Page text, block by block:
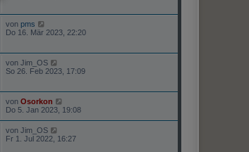
von pms
Do 16. Mär 2023, 22:20
von Jim_OS
So 26. Feb 2023, 17:09
von Osorkon
Do 5. Jan 2023, 19:08
von Jim_OS
Fr 1. Jul 2022, 16:27